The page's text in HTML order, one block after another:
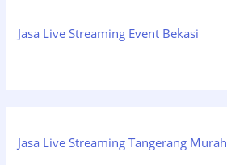
Jasa Live Streaming Event Bekasi
Jasa Live Streaming Tangerang Murah